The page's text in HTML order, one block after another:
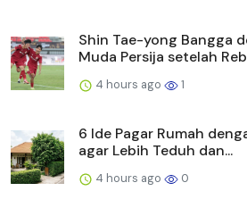
Shin Tae-yong Bangga
Muda Persija setelah
4 hours ago 1
6 Ide Pagar Rumah
agar Lebih Teduh dan...
4 hours ago 0